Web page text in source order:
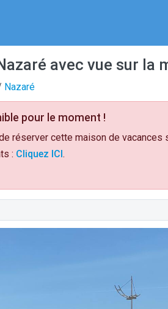
avec vue sur la
Nazaré
pour le moment !
réserver cette maison de vacances
: Cliquez ICI.